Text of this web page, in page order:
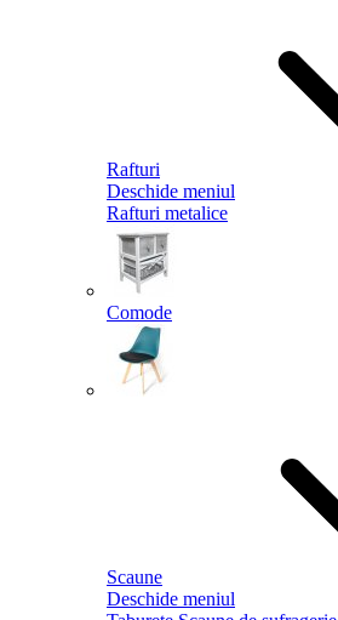
Rafturi
Deschide meniul
Rafturi metalice
Comode
Scaune
Deschide meniul